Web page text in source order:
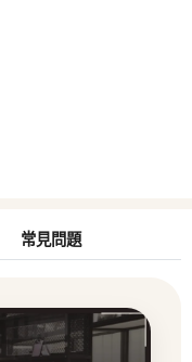
常見問題